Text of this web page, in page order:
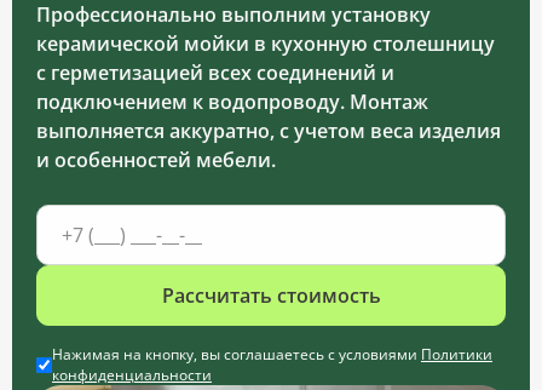
Профессионально выполним установку
керамической мойки в кухонную столешницу
с герметизацией всех соединений и
подключением к водопроводу. Монтаж
выполняется аккуратно, с учетом веса изделия
и особенностей мебели.
Рассчитать стоимость
Нажимая на кнопку, вы соглашаетесь с условиями Политики
конфиденциальности